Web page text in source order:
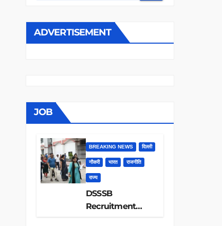
ADVERTISEMENT
JOB
BREAKING NEWS दिल्ली
नौकरी भारत राजनीति
राज्य
DSSSB
Recruitment